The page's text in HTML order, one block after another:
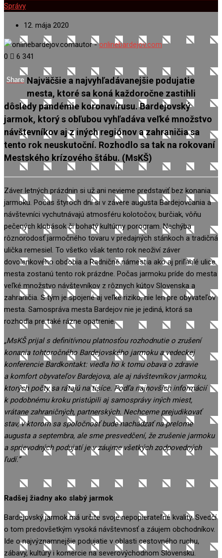
Správy
12. mája 2020
autor -onlinebardejov.com
0
6 341
Share Najväčšie a najvyhľadávanejšie podujatie
mesta, ktoré sa koná každoročne zastihli
dôsledy pandémie koronavírusu. Bardejovský
jarmok, ktorý s obľubou vyhľadáva veľké množstvo
návštevníkov aj z iných regiónov a zahraničia sa
tento rok neuskutoční. Rozhodlo sa tak na rokovaní
Mestského krízového štábu. (MsKŠ)
Záver letných prázdnin si už ani nevieme predstaviť bez konania
jarmoku. Počas štyroch dní si v závere augusta Bardejovčania a
návštevníci vychutnávajú atmosféru kolotočov, burčiak, vôňu
pečených klobások či bohatý kultúrny porogram. Nechýba
rôznorodosť jarmočného tovaru v predajných stánkoch a tradičná
ulička remesiel. To všetko však tento rok neoživí záver
dovolenkového obdobia a Radničné námestia ako aj priľahlé ulice
mesta zostanú tento rok prázdne. Počas jarmoku príde do mesta
veľké množstvo návštevníkov z rôznych kútov Slovenska a
zahraničia. S tým je spojené aj veľké riziko, nie len pre obyvateľov
mesta. Samospráva mesta Bardejov nie je jediná, ktorá sa
rozhodla pre také rázne opatrenie.
„MsKŠprijal s definitívnou platnosťou rozhodnutie o zrušení
konania tohtoročného Bardejovského jarmoku a vedeckej
konferencie Bardkontakt: viedla ho k tomu obava o zdravie
a komfort obyvateľov Bardejova, ale aj návštevníkov jarmoku,
ktorých počty sa rátajú na tisíce. Podľa najnovších informácií
k podobnémukroku pristúpili aj samosprávy iných miest,
vrátane zahraničných, partnerských. Nechceme prejudikovať
stav, v ktorom sa spoločnosť bude nachádzať na prelome
augusta a septembra, ale sme presvedčení, že zrušenie jarmoku
a sprievodných podujatí je v záujme všetkých zodpovedných
ľudí.”
Radšej žiadny ako slabý jarmok
Bardejovský jarmok má určite svoje nepopierateľné kvality. Svedčí
o tom predovšetkým vysoká návštevnosť a záujem obchodníkov.
Ide o najvýznamnejšie podujatie v oblasti cestovného ruchu,
zábavy, kultúry i komercie na severovýchodnom Slovensku.